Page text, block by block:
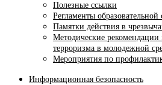
Полезные ссылки
Регламенты образовательной
Памятки действия в
Методические
терроризма в молодежной
Мероприятия по
Информационная безопасность